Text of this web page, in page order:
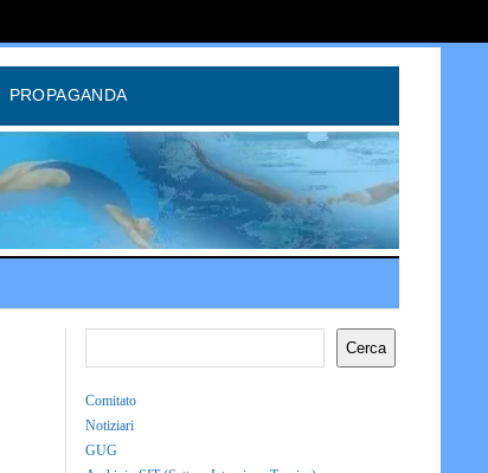
PROPAGANDA
Cerca
Comitato
Notiziari
GUG